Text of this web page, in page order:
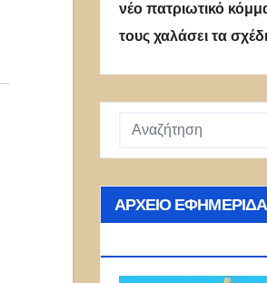
νέο πατριωτικό
τους χαλάσει τα
ΑΡΧΕΊΟ